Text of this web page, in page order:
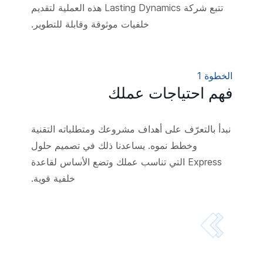
تتبع شركة Lasting Dynamics هذه العملية لتقديم
خلفيات موثوقة وقابلة للتطوير.
الخطوة 1
فهم احتياجات عملك
نبدأ بالتعرّف على أهداف مشروعك ومتطلباته التقنية
وخطط نموه. يساعدنا ذلك في تصميم حلول
Express التي تناسب عملك وتضع الأساس لقاعدة
خلفية قوية.